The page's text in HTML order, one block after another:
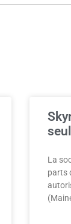
La
parts